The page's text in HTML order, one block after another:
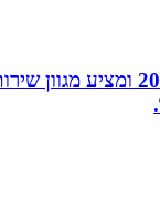
בטי ששון סטודיו